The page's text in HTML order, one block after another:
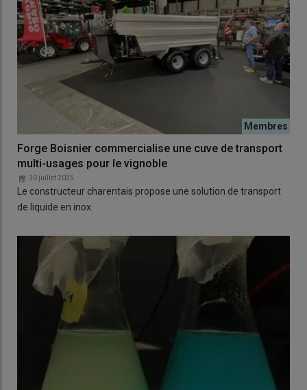
Forge Boisnier commercialise une cuve de transport
multi-usages pour le vignoble
30 juillet 2025
Le constructeur charentais propose une solution de transport
de liquide en inox.